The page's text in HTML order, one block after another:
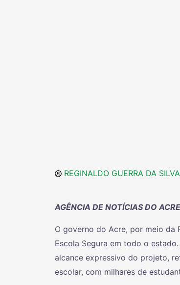
REGINALDO GUERRA DA SILVA
AGÊNCIA DE NOTÍCIAS DO ACRE
O governo do Acre, por meio da
Escola Segura em todo o
alcance expressivo do projeto,
escolar, com milhares de